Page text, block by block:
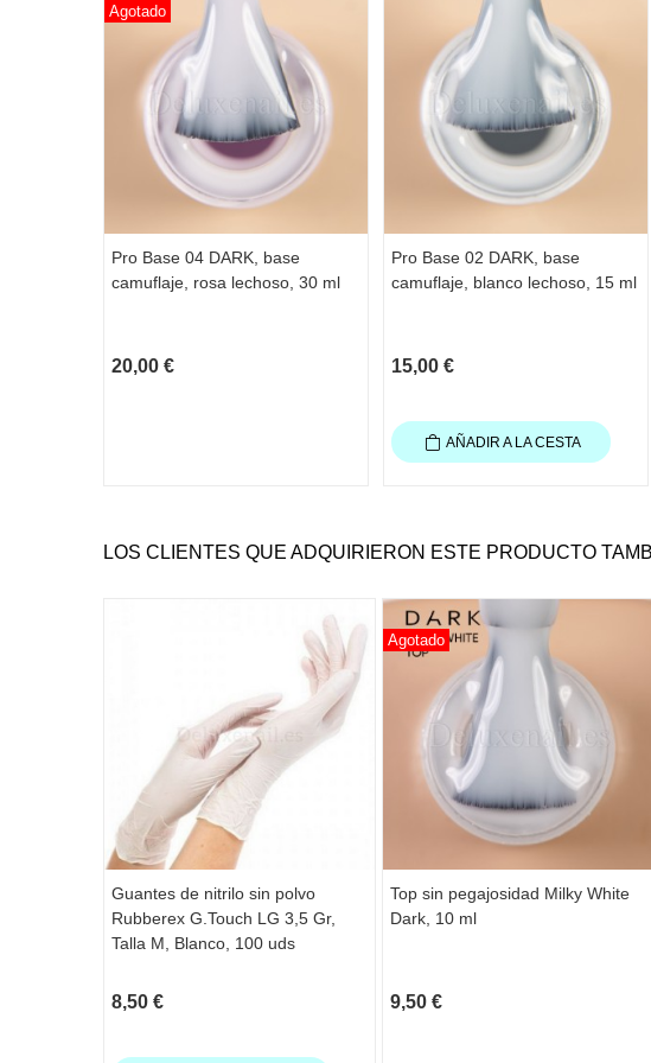
Agotado
Pro Base 04 DARK, base
camuflaje, rosa lechoso, 30 ml
20,00 €
Pro Base 02 DARK, base
camuflaje, blanco lechoso, 15 ml
15,00 €
AÑADIR A LA CESTA
LOS CLIENTES QUE ADQUIRIERON ESTE PRODUCTO
Guantes de nitrilo sin polvo
Rubberex G.Touch LG 3,5 Gr,
Talla M, Blanco, 100 uds
8,50 €
Agotado
Top sin pegajosidad Milky White
Dark, 10 ml
9,50 €